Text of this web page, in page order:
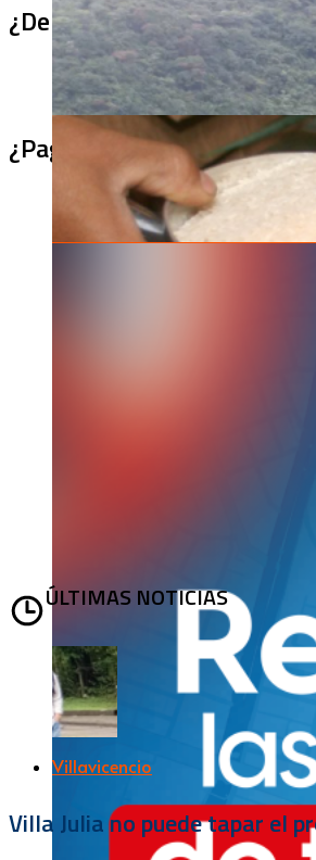
¿De qué sirve un puente
¿Pagaron menos de lo
ÚLTIMAS NOTICIAS
Villavicencio
Villa Julia no puede tapar el